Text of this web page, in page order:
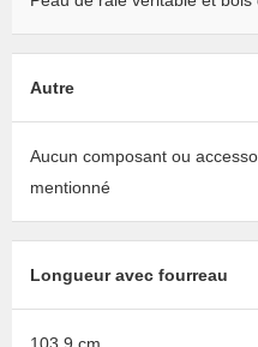
Autre
Aucun composant ou
mentionné
Longueur avec fourreau